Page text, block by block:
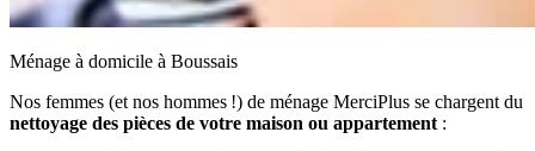
Ménage à domicile à Boussais
Nos femmes (et nos hommes !) de ménage MerciPlus se chargent du
nettoyage des pièces de votre maison ou appartement :